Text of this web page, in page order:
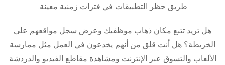
طريق حظر التطبيقات في فترات زمنية معينة.
هل تريد تتبع مكان ذهاب موظفيك وعرض سجل مواقعهم على
الخريطة؟ هل أنت قلق من أنهم يخدعون في العمل مثل ممارسة
الألعاب والتسوق عبر الإنترنت ومشاهدة مقاطع الفيديو والدردشة